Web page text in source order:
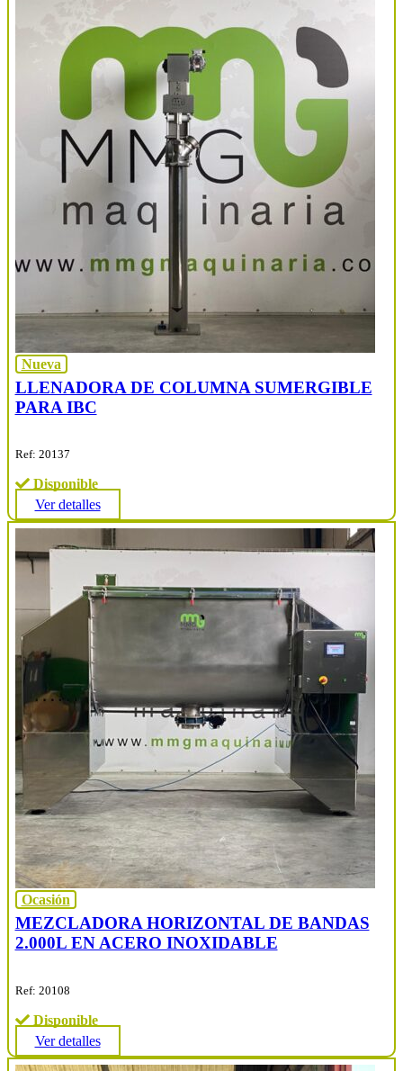
Nueva
LLENADORA DE COLUMNA SUMERGIBLE
PARA IBC
Ref: 20137
Disponible
Ver detalles
Ocasión
MEZCLADORA HORIZONTAL DE BANDAS
2.000L EN ACERO INOXIDABLE
Ref: 20108
Disponible
Ver detalles